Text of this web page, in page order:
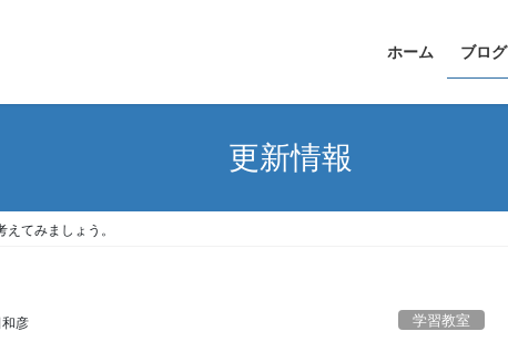
ホーム ブログ
更新情報
えてみましょう。
彦 学習教室